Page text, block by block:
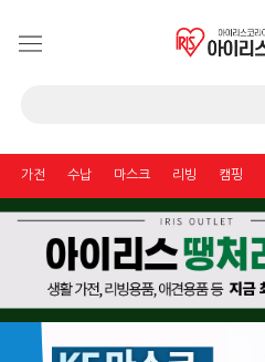
가전 수납 마스크 리빙 캠핑